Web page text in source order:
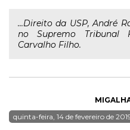
...Direito da USP, André
no Supremo Tribunal
Carvalho Filho.
quinta-feira, 14 de fevereiro de